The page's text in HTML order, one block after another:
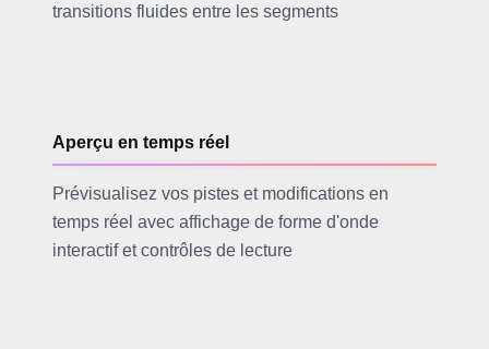
transitions fluides entre les segments
Aperçu en temps réel
Prévisualisez vos pistes et modifications en
temps réel avec affichage de forme d'onde
interactif et contrôles de lecture